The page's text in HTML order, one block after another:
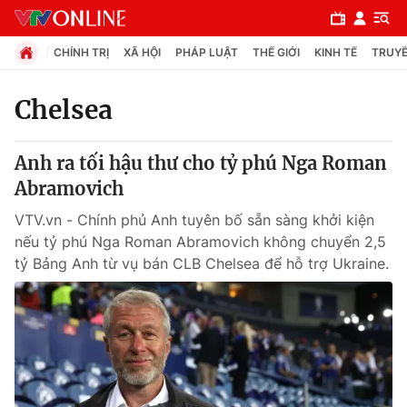
Chuyên mục
Chính trị
Xã hội
Pháp luật
Thế giới
CHÍNH TRỊ XÃ HỘI PHÁP LUẬT THẾ GIỚI KINH TẾ
Chelsea
Anh ra tối hậu thư cho tỷ phú Nga Roman
Abramovich
VTV.vn - Chính phủ Anh tuyên bố sẵn sàng khởi kiện
nếu tỷ phú Nga Roman Abramovich không chuyển 2,5
tỷ Bảng Anh từ vụ bán CLB Chelsea để hỗ trợ Ukraine.